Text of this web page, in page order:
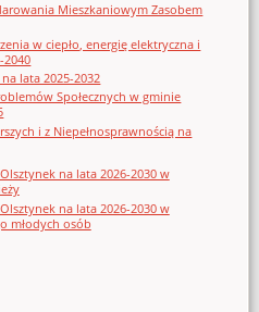
Mieszkaniowym Zasobem
w ciepło, energię elektryczna i
2040
lata 2025-2032
Społecznych w gminie
i z Niepełnosprawnością na
na lata 2026-2030 w
na lata 2026-2030 w
młodych osób